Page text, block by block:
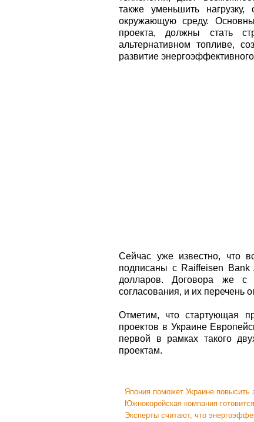
также уменьшить
окружающую среду.
проекта, должны стать
альтернативном топливе,
развитие
Сейчас уже известно, что
подписаны с Raiffeisen Bank
долларов. Договора же с
согласования, и их перечень
Отметим, что стартующая
проектов в Украине
первой в рамках такого
проектам.
Япония поможет Украине повысить
Южнокорейская компания
Эксперты считают, что